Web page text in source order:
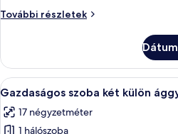
További részletek
Penthouse,
A
következő
szoba
3
Gazdaságos szoba két külön
17 négyzetméter
1 hálószoba